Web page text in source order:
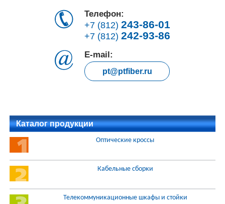
Телефон:
+7 (812)243-86-01
+7 (812)242-93-86
E-mail:
pt@ptfiber.ru
Каталог продукции
Оптические кроссы
Кабельные сборки
Телекоммуникационные шкафы и стойки